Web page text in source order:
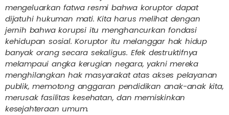
mengeluarkan fatwa resmi bahwa koruptor dapat
dijatuhi hukuman mati. Kita harus melihat dengan
jernih bahwa korupsi itu menghancurkan fondasi
kehidupan sosial. Koruptor itu melanggar hak hidup
banyak orang secara sekaligus. Efek destruktifnya
melampaui angka kerugian negara, yakni mereka
menghilangkan hak masyarakat atas akses pelayanan
publik, memotong anggaran pendidikan anak-anak kita,
merusak fasilitas kesehatan, dan memiskinkan
kesejahteraan umum.